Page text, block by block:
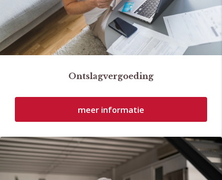
Ontslagvergoeding
meer informatie